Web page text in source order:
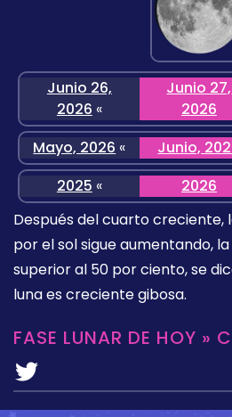
Junio 26,
2026 «
Junio 27,
2026
Mayo, 2026 « Junio,
2025 « 2026
Después del cuarto creciente,
por el sol sigue aumentando,
superior al 50 por ciento, se
luna es creciente gibosa.
FASE LUNAR DE HOY »